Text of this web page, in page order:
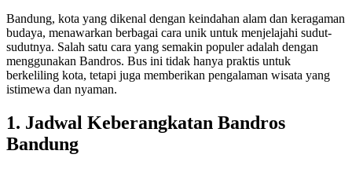
Bandung, kota yang dikenal dengan keindahan alam dan keragaman
budaya, menawarkan berbagai cara unik untuk menjelajahi sudut-
sudutnya. Salah satu cara yang semakin populer adalah dengan
menggunakan Bandros. Bus ini tidak hanya praktis untuk
berkeliling kota, tetapi juga memberikan pengalaman wisata yang
istimewa dan nyaman.
1. Jadwal Keberangkatan Bandros
Bandung